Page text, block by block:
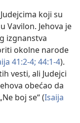
koji su
Vavilon. Jehova je
izgnanstva
okolne narode
41:2-4; 44:1-4).
vesti, ali Judejci
obećao da
boj se“ (Isaija